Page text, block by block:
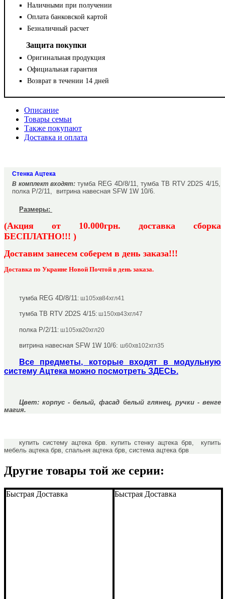
Наличными при получении
Оплата банковской картой
Безналичный расчет
Защита покупки
Оригинальная продукция
Официальная гарантия
Возврат в течении 14 дней
Описание
Товары семьи
Также покупают
Доставка и оплата
Стенка Ацтека
В комплект входят:тумба REG 4D/8/11, тумба ТВ RTV 2D2S 4/15,
полка P/2/11, витрина навесная SFW 1W 10/6.
Размеры:
(Акция от 10.000грн. доставка сборка
БЕСПЛАТНО!!! )
Доставим занесем соберем в день заказа!!!
Доставка по Украине Новой Почтой в день заказа.
тумба REG 4D/8/11 : ш105хв84хгл41
тумба ТВ RTV 2D2S 4/15: ш150хв43хгл47
полка P/2/11 : ш105хв20хгл20
витрина навесная SFW 1W 10/6: ш60хв102хгл35
Все предметы, которые входят в модульную
систему Ацтека можно посмотреть ЗДЕСЬ.
Цвет: корпус - белый, фасад белый глянец, ручки - венге
магия.
купить систему ацтека брв. купить стенку ацтека брв, купить
мебель ацтека брв, спальня ацтека брв, система ацтека брв
Другие товары той же серии:
Быстрая Доставка Быстрая Доставка